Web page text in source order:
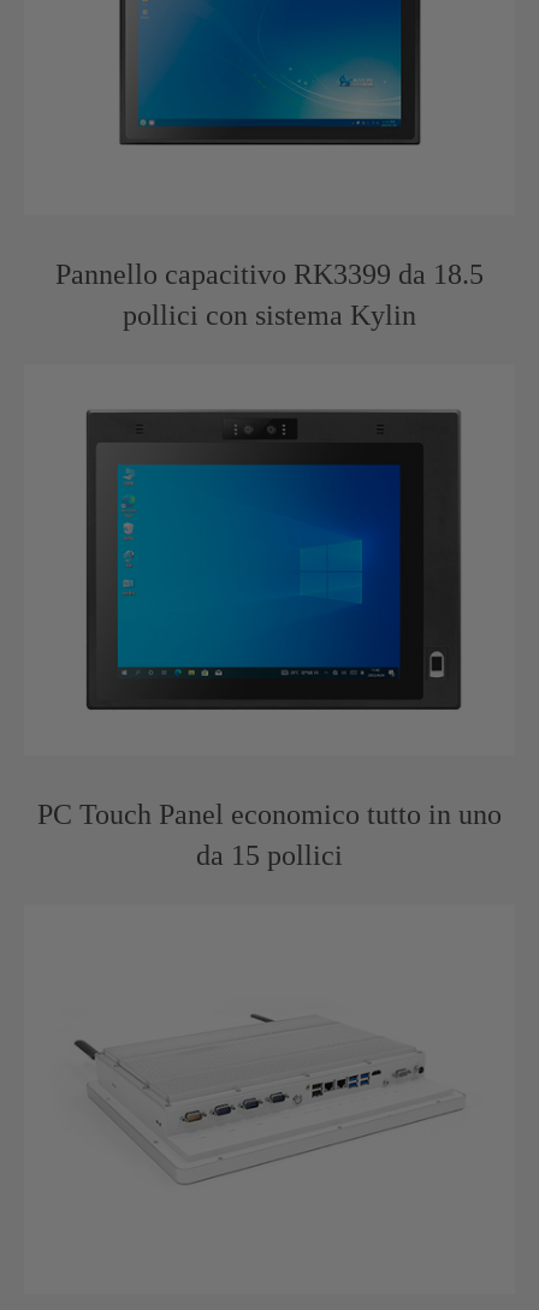
Pannello capacitivo RK3399 da 18.5
pollici con sistema Kylin
PC Touch Panel economico tutto in uno
da 15 pollici